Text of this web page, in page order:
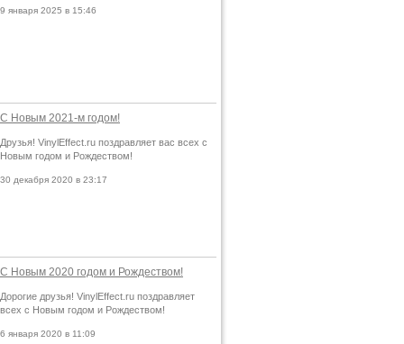
9 января 2025 в 15:46
С Новым 2021-м годом!
Друзья! VinylEffect.ru поздравляет вас всех с
Новым годом и Рождеством!
30 декабря 2020 в 23:17
С Новым 2020 годом и Рождеством!
Дорогие друзья! VinylEffect.ru поздравляет
всех с Новым годом и Рождеством!
6 января 2020 в 11:09